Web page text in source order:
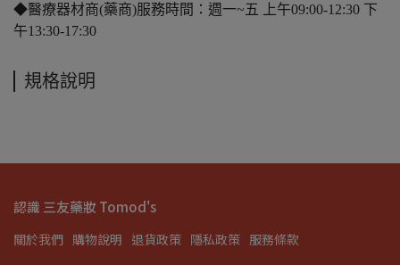
◆醫療器材商(藥商)服務時間：週一~五 上午09:00-12:30 下
午13:30-17:30
規格說明
認識 三友藥妝 Tomod's
關於我們 購物說明 退貨政策 隱私政策 服務條款